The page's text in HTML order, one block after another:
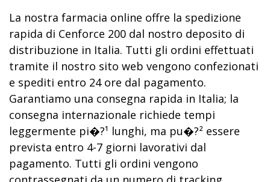
La nostra farmacia online offre la spedizione
rapida di Cenforce 200 dal nostro deposito di
distribuzione in Italia. Tutti gli ordini effettuati
tramite il nostro sito web vengono confezionati
e spediti entro 24 ore dal pagamento.
Garantiamo una consegna rapida in Italia; la
consegna internazionale richiede tempi
leggermente pi�?¹ lunghi, ma pu�?² essere
prevista entro 4-7 giorni lavorativi dal
pagamento. Tutti gli ordini vengono